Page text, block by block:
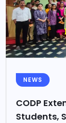
NEWS
CODP
Students,